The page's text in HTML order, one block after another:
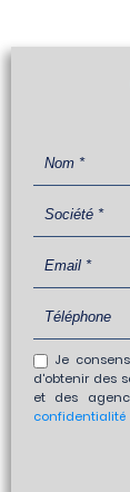
Je
d'obtenir des
et des
confidentialité